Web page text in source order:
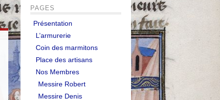
PAGES
Présentation
L’armurerie
Coin des marmitons
Place des artisans
Nos Membres
Messire Robert
Messire Denis